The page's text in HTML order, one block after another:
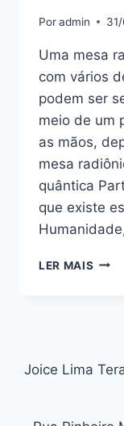
Poradmin
Uma mesa
com vários
podem ser
meio de um
as mãos,
mesa
quântica
que existe
LER MAIS VOCÊ
Joice Lima